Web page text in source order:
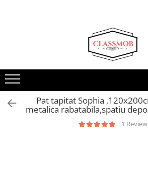
Pat tapitat Sophia
metalica rabatabila,spatiu
1 Review